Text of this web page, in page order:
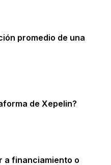
promedio de una
de Xepelin?
a financiamiento o